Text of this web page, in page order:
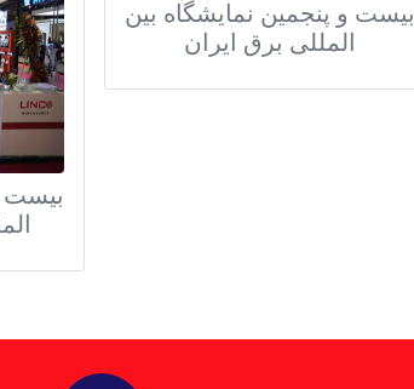
بیست
بیست و پنجمین نمایشگاه بین
المللی برق ایران